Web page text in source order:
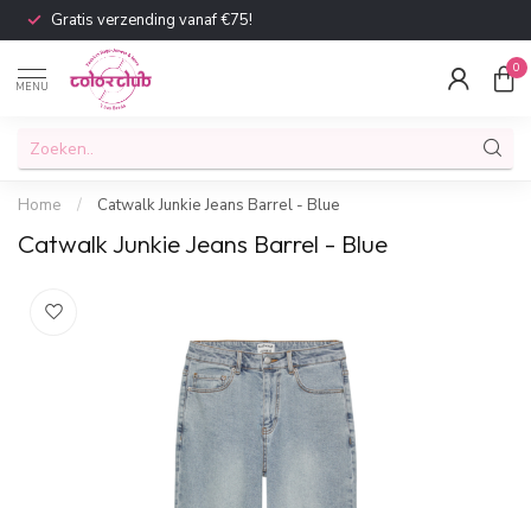
Gratis verzending vanaf €75!
MENU
0
Home / Catwalk Junkie Jeans Barrel - Blue
Catwalk Junkie Jeans Barrel - Blue